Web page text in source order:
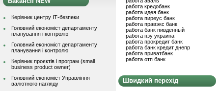
Керівник центру ІТ-безпеки
Головний економіст департаменту
планування і контролю
Головний економіст департаменту
планування і контролю
Керівник проєктів і програм (small
business product owner)
Головний економіст Управління
валютного нагляду
работа кредобанк
работа идея банк
работа пиреус банк
работа правэкс банк
работа банк пивденный
работа пзу украина
работа прокредит банк
работа банк кредит днепр
работа приватбанк
работа отп банк
Швидкий перехід